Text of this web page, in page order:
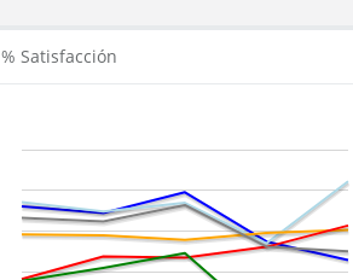
% Satisfacción